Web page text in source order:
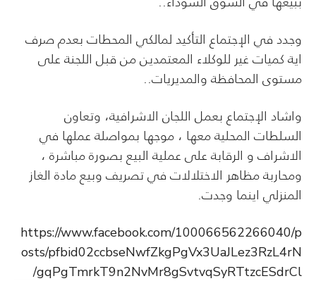
وجدد في الإجتماع التأكيد لمالكي المحطات بعدم صرف
اية كميات غير للوكلاء المعتمدين من قبل اللجنة على
مستوى المحافظة والمديريات..
واشاد الإجتماع بعمل اللجان الاشرافية، وتعاون
السلطات المحلية معها ، موجها بمواصلة عملها في
الاشراف و الرقابة على عملية البيع بصورة مباشرة ،
ومحاربة مظاهر الاختلالات في تصريف وبيع مادة الغاز
المنزلي اينما وجدت.
https://www.facebook.com/100066562266040/p
osts/pfbid02ccbseNwfZkgPgVx3UaJLez3RzL4rN
gqPgTmrkT9n2NvMr8gSvtvqSyRTtzcESdrCl/